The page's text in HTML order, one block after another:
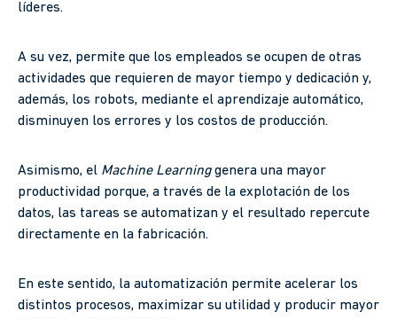
líderes.
A su vez, permite que los empleados se ocupen de otras
actividades que requieren de mayor tiempo y dedicación y,
además, los robots, mediante el aprendizaje automático,
disminuyen los errores y los costos de producción.
Asimismo, el Machine Learninggenera una mayor
productividad porque, a través de la explotación de los
datos, las tareas se automatizan y el resultado repercute
directamente en la fabricación.
En este sentido, la automatización permite acelerar los
distintos procesos, maximizar su utilidad y producir mayor